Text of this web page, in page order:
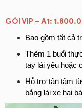
GÓI VIP – A1:
Bao gồm tất cả
Thêm 1 buổi
tay lái yếu hoặc
Hỗ trợ tận tâm
bằng lái xe hai